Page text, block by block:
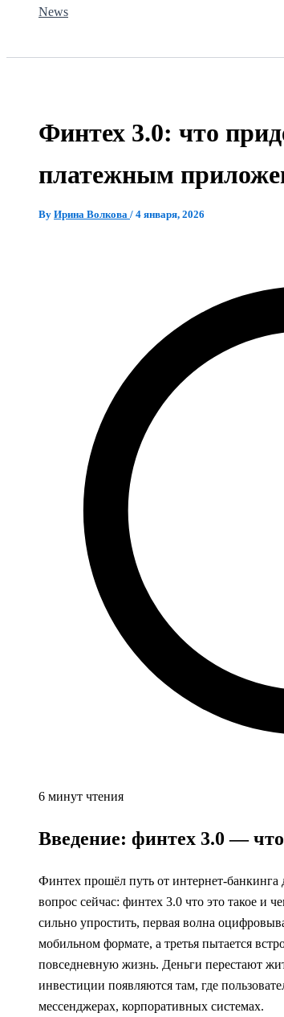
News
Финтех 3.0: что
платежным
By Ирина Волкова / 4 января, 2026
6 минут чтения
Введение: финтех 3.0 —
Финтех прошёл путь от интернет-
вопрос сейчас: финтех 3.0 что это такое и
сильно упростить, первая волна
мобильном формате, а третья пытается
повседневную жизнь. Деньги перестают
инвестиции появляются там, где
мессенджерах, корпоративных системах.